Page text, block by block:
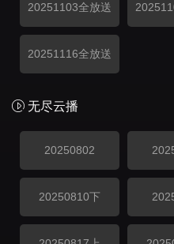
20251103全放送
20251116全放送
无尽云播
20250802
20250810下